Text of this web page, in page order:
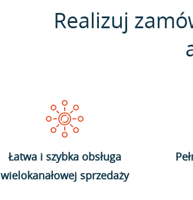
Realizuj
Łatwa i szybka obsługa
wielokanałowej sprzedaży